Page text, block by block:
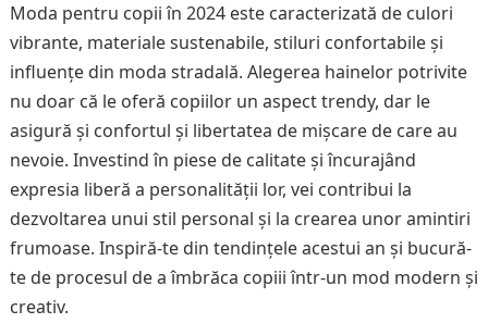
Moda pentru copii în 2024 este caracterizată de culori
vibrante, materiale sustenabile, stiluri confortabile și
influențe din moda stradală. Alegerea hainelor potrivite
nu doar că le oferă copiilor un aspect trendy, dar le
asigură și confortul și libertatea de mișcare de care au
nevoie. Investind în piese de calitate și încurajând
expresia liberă a personalității lor, vei contribui la
dezvoltarea unui stil personal și la crearea unor amintiri
frumoase. Inspiră-te din tendințele acestui an și bucură-
te de procesul de a îmbrăca copiii într-un mod modern și
creativ.